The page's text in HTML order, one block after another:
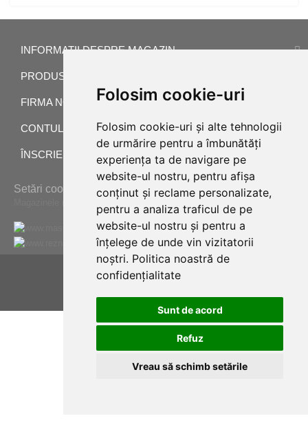
Folosim cookie-uri
Folosim cookie-uri și alte tehnologii
de urmărire pentru a îmbunătăți
experiența ta de navigare pe
website-ul nostru, pentru afișa
conținut și reclame personalizate,
pentru a analiza traficul de pe
website-ul nostru și pentru a
înțelege de unde vin vizitatorii
noștri. Politica noastră de
confidențialitate
Sunt de acord
Refuz
Vreau să schimb setările
INFORMATII DESPRE MAGAZIN
PRODUSE
FIRMA NOASTRA
CONTUL TAU
ÎNSCRIERE LA NEWSLETTER
Setări cookie
Magazinele noastre online pentru străinătate:
www.masiarske-potreby.sk
www.reznickenaradi.cz
© 2024 - 2026 - UnelteMacelar.ro